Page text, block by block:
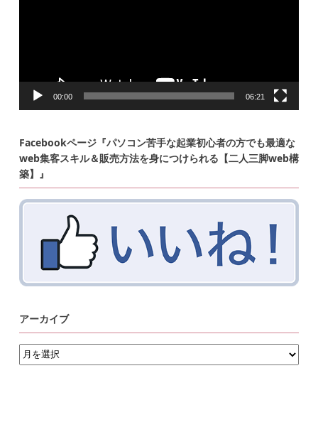
00:00 06:21
Facebookページ『パソコン苦手な起業初心者の方でも最適な
web集客スキル＆販売方法を身につけられる【二人三脚web構
築】』
アーカイブ
ア
ー
カ